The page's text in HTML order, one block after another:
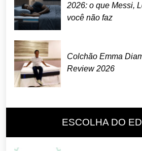
2026: o que Messi,
você não faz
Colchão Emma
Review 2026
ESCOLHA DO